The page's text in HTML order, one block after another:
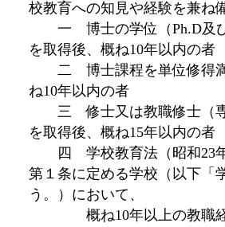
校教育への知見や経験を兼ね
一 博士の学位（Ph.D及び
を取得後、概ね10年以内の者
二 博士課程を単位修得満
ね10年以内の者
三 修士又は教職修士（専
を取得後、概ね15年以内の者
四 学校教育法（昭和23年
第１条に定める学校（以下「
う。）において、
概ね10年以上の教職経